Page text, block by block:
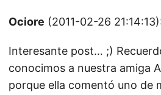
Ociore (2011-02-26
Interesante post… ;)
conocimos a nuestra amiga
porque ella comentó uno de